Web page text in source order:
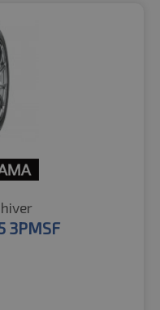
3PMSF